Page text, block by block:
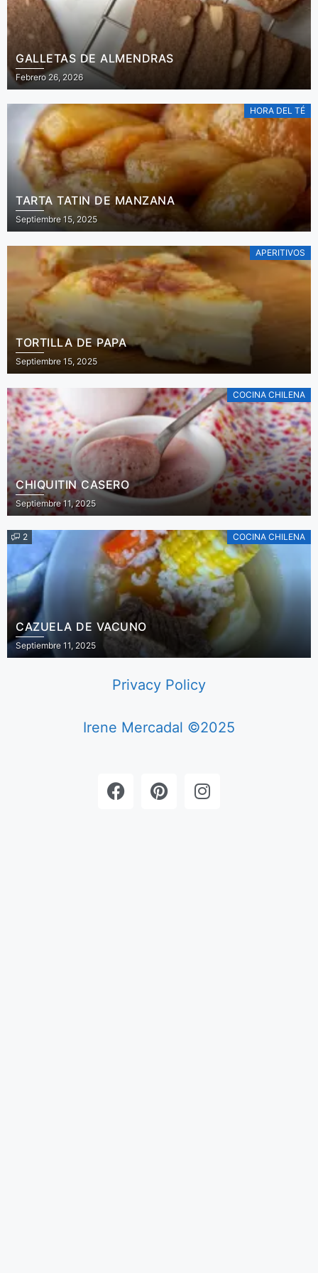
GALLETAS DE ALMENDRAS
Febrero 26, 2026
HORA DEL TÉ
TARTA TATIN DE MANZANA
Septiembre 15, 2025
APERITIVOS
TORTILLA DE PAPA
Septiembre 15, 2025
COCINA CHILENA
CHIQUITIN CASERO
Septiembre 11, 2025
2 COCINA CHILENA
CAZUELA DE VACUNO
Septiembre 11, 2025
Privacy Policy
Irene Mercadal ©2025